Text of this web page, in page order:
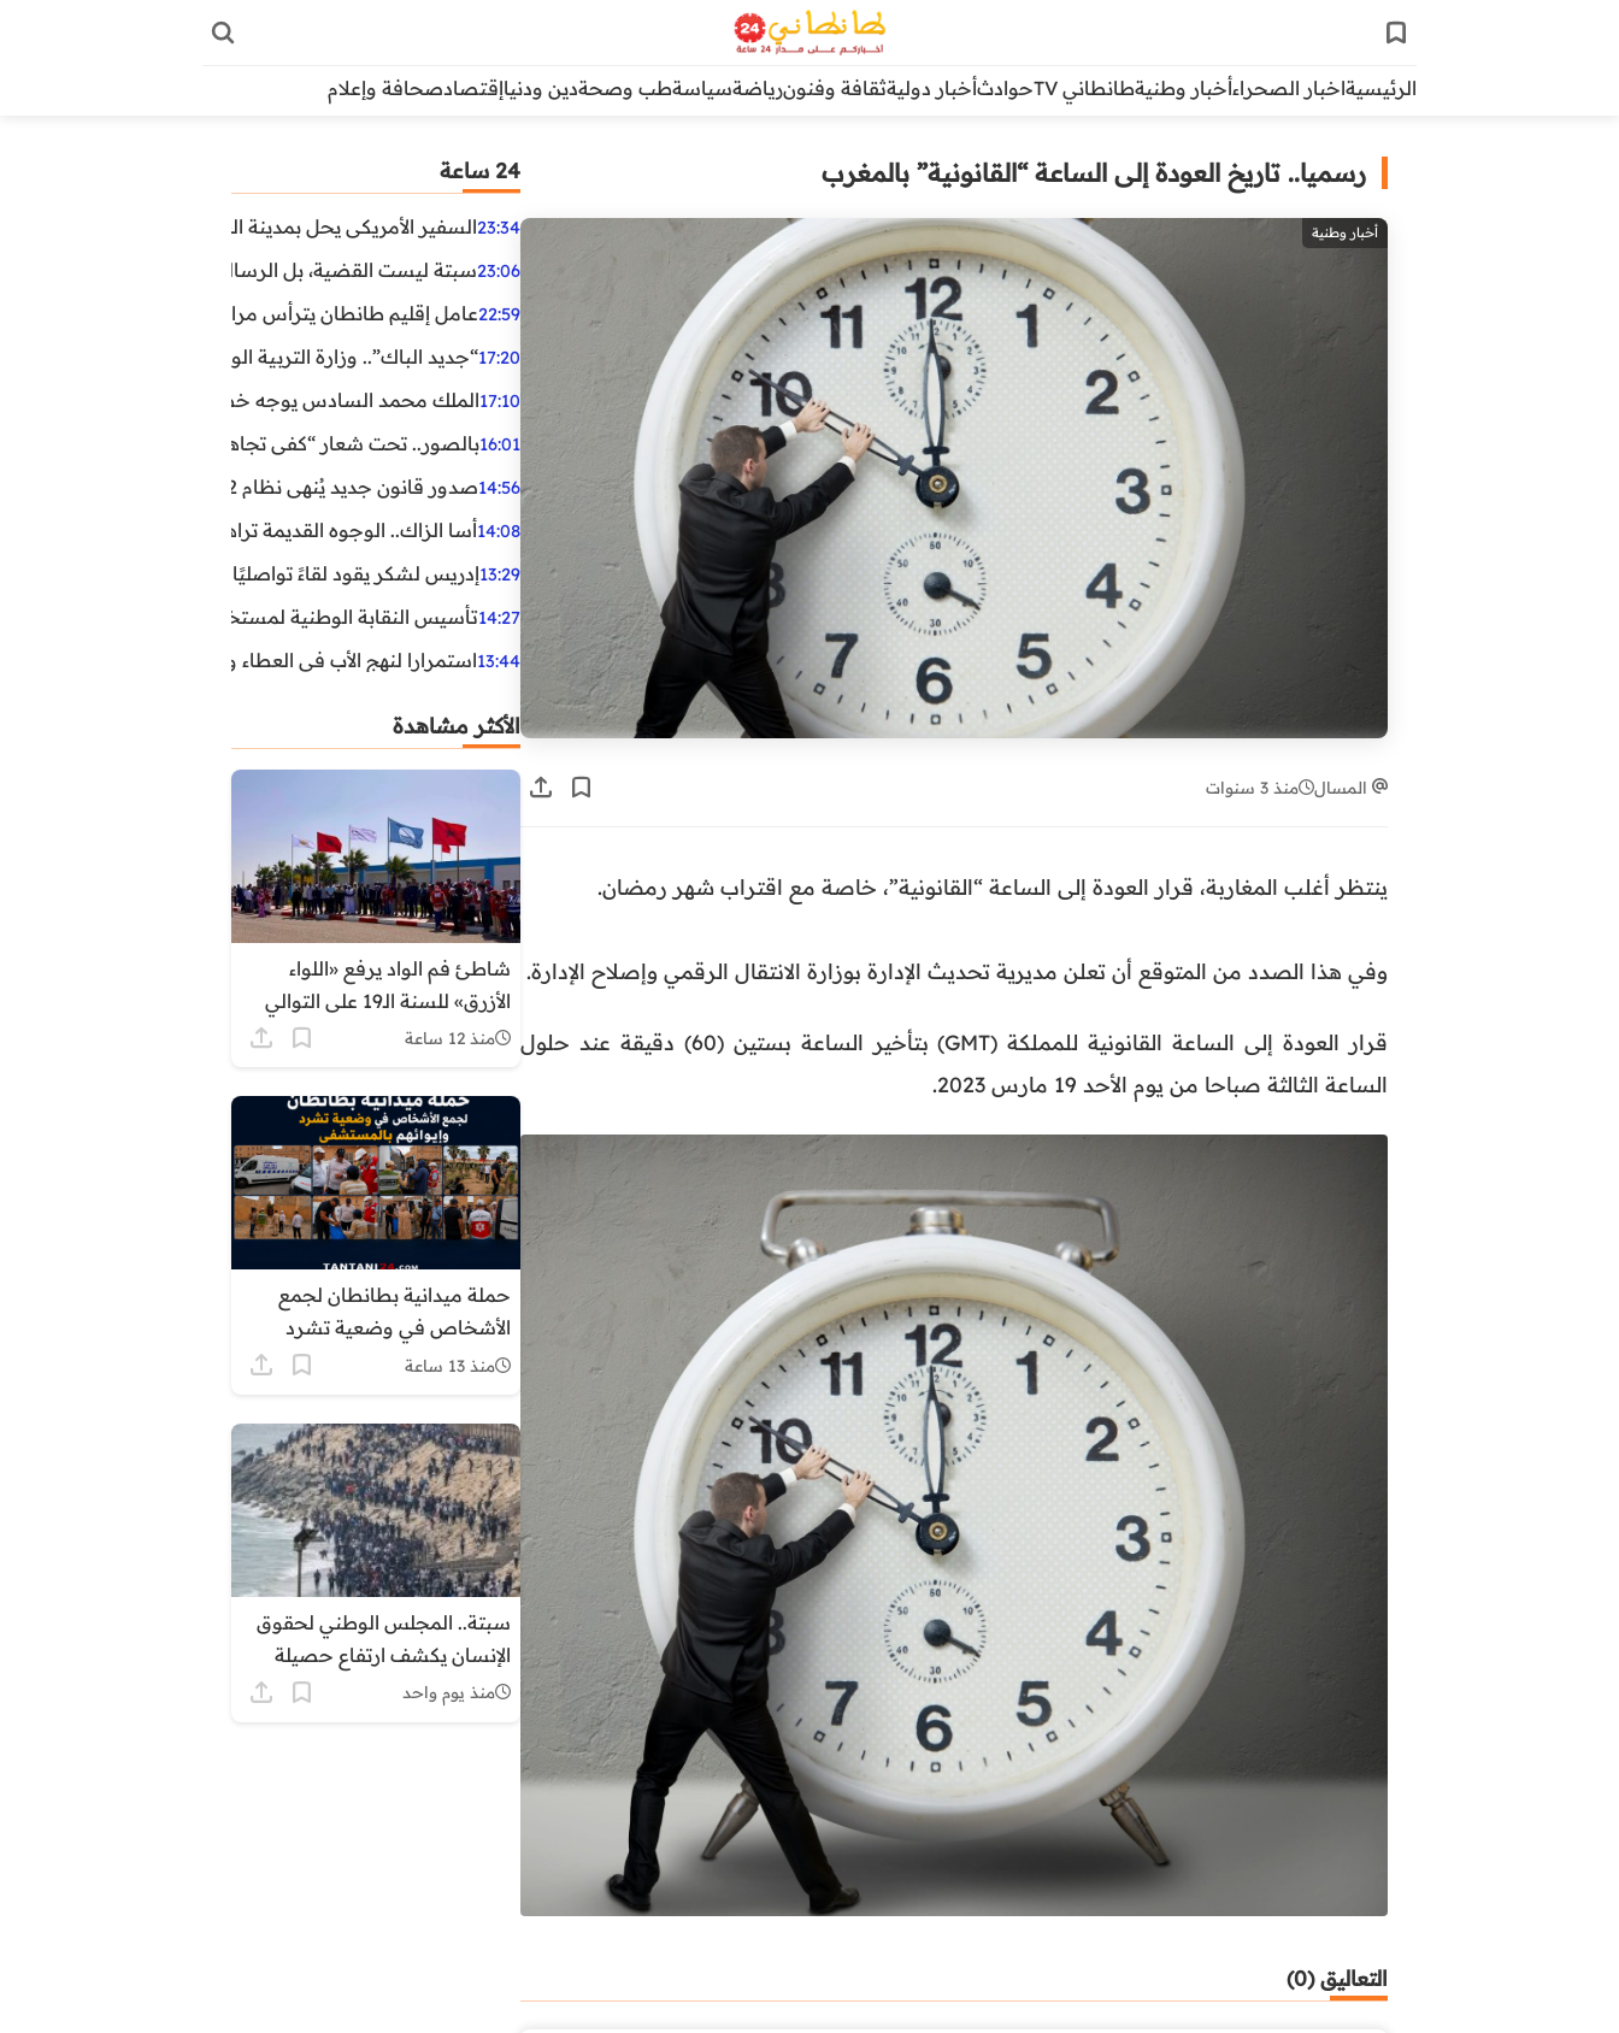
الرئيسيةاخبار الصحراءأخبار وطنيةطانطاني TV حوادثأخبار دوليةثقافة وفنونرياضةسياسةطب وصحةدين ودنياإقتصادصحافة وإعلام
رسميا.. تاريخ العودة إلى الساعة “القانونية” بالمغرب
أخبار وطنية
المسال منذ 3 سنوات
ينتظر أغلب المغاربة، قرار العودة إلى الساعة “القانونية”، خاصة مع اقتراب شهر رمضان.
وفي هذا الصدد من المتوقع أن تعلن مديرية تحديث الإدارة بوزارة الانتقال الرقمي وإصلاح الإدارة.
قرار العودة إلى الساعة القانونية للمملكة (GMT) بتأخير الساعة بستين (60) دقيقة عند حلول
الساعة الثالثة صباحا من يوم الأحد 19 مارس 2023.
التعاليق (0)
24 ساعة
23:34السفير الأمريكي يحل بمدينة العيون في أول زيارة رسمية
23:06سبتة ليست القضية، بل الرسالة التي حملها البحر!
22:59عامل إقليم طانطان يترأس مراسيم الإنصات للخطاب
17:20“جديد الباك”.. وزارة التربية الوطنية تعتمد مستجدات
17:10الملك محمد السادس يوجه خطابا ساميا إلى الأمة بمناسبة الذكرى الـ27
16:01بالصور.. تحت شعار “كفى تجاهلا”.. وقفة احتجاجية بكلميم
14:56صدور قانون جديد يُنهي نظام 12 ساعة.. أعوان الحراسة الخاصة يستفيدون من المدة القانونية للشغل
14:08أسا الزاك.. الوجوه القديمة تراهن على الخبرة والجديدة
13:29إدريس لشكر يقود لقاءً تواصليًا مع مناضلي الاتحاد
14:27تأسيس النقابة الوطنية لمستخدمي الوكالة الوطنية
13:44استمرارا لنهج الأب في العطاء وخدمة المجتمع، يواصل ابن
الأكثر مشاهدة
شاطئ فم الواد يرفع «اللواء
الأزرق» للسنة الـ19 على التوالي
برسم صيف 2026
منذ 12 ساعة
حملة ميدانية بطانطان لجمع
الأشخاص في وضعية تشرد
وإيوائهم بالمستشفى
منذ 13 ساعة
سبتة.. المجلس الوطني لحقوق
الإنسان يكشف ارتفاع حصيلة
الوفيات الى 14 ويوثق اعتداءات
منذ يوم واحد